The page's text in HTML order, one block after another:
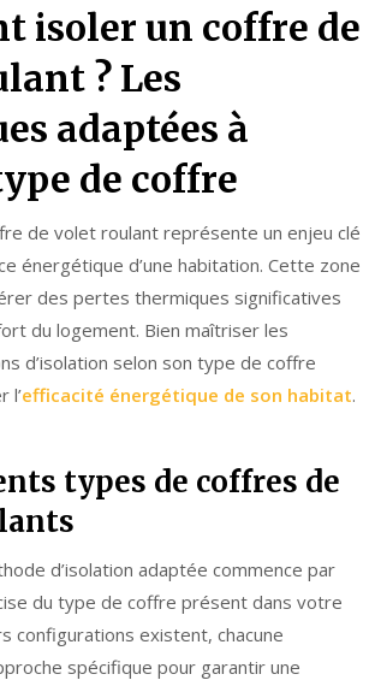
isoler un coffre de
? Les
adaptées à
de coffre
de volet roulant représente un enjeu clé
énergétique d’une habitation. Cette zone
des pertes thermiques significatives
du logement. Bien maîtriser les
d’isolation selon son type de coffre
l’efficacité énergétique de son habitat.
types de coffres de
d’isolation adaptée commence par
du type de coffre présent dans votre
configurations existent, chacune
spécifique pour garantir une